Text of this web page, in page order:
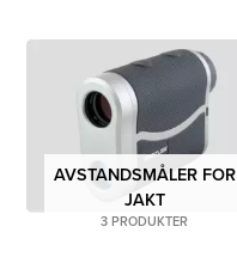
AVSTANDSMÅLER FOR
JAKT
3 PRODUKTER